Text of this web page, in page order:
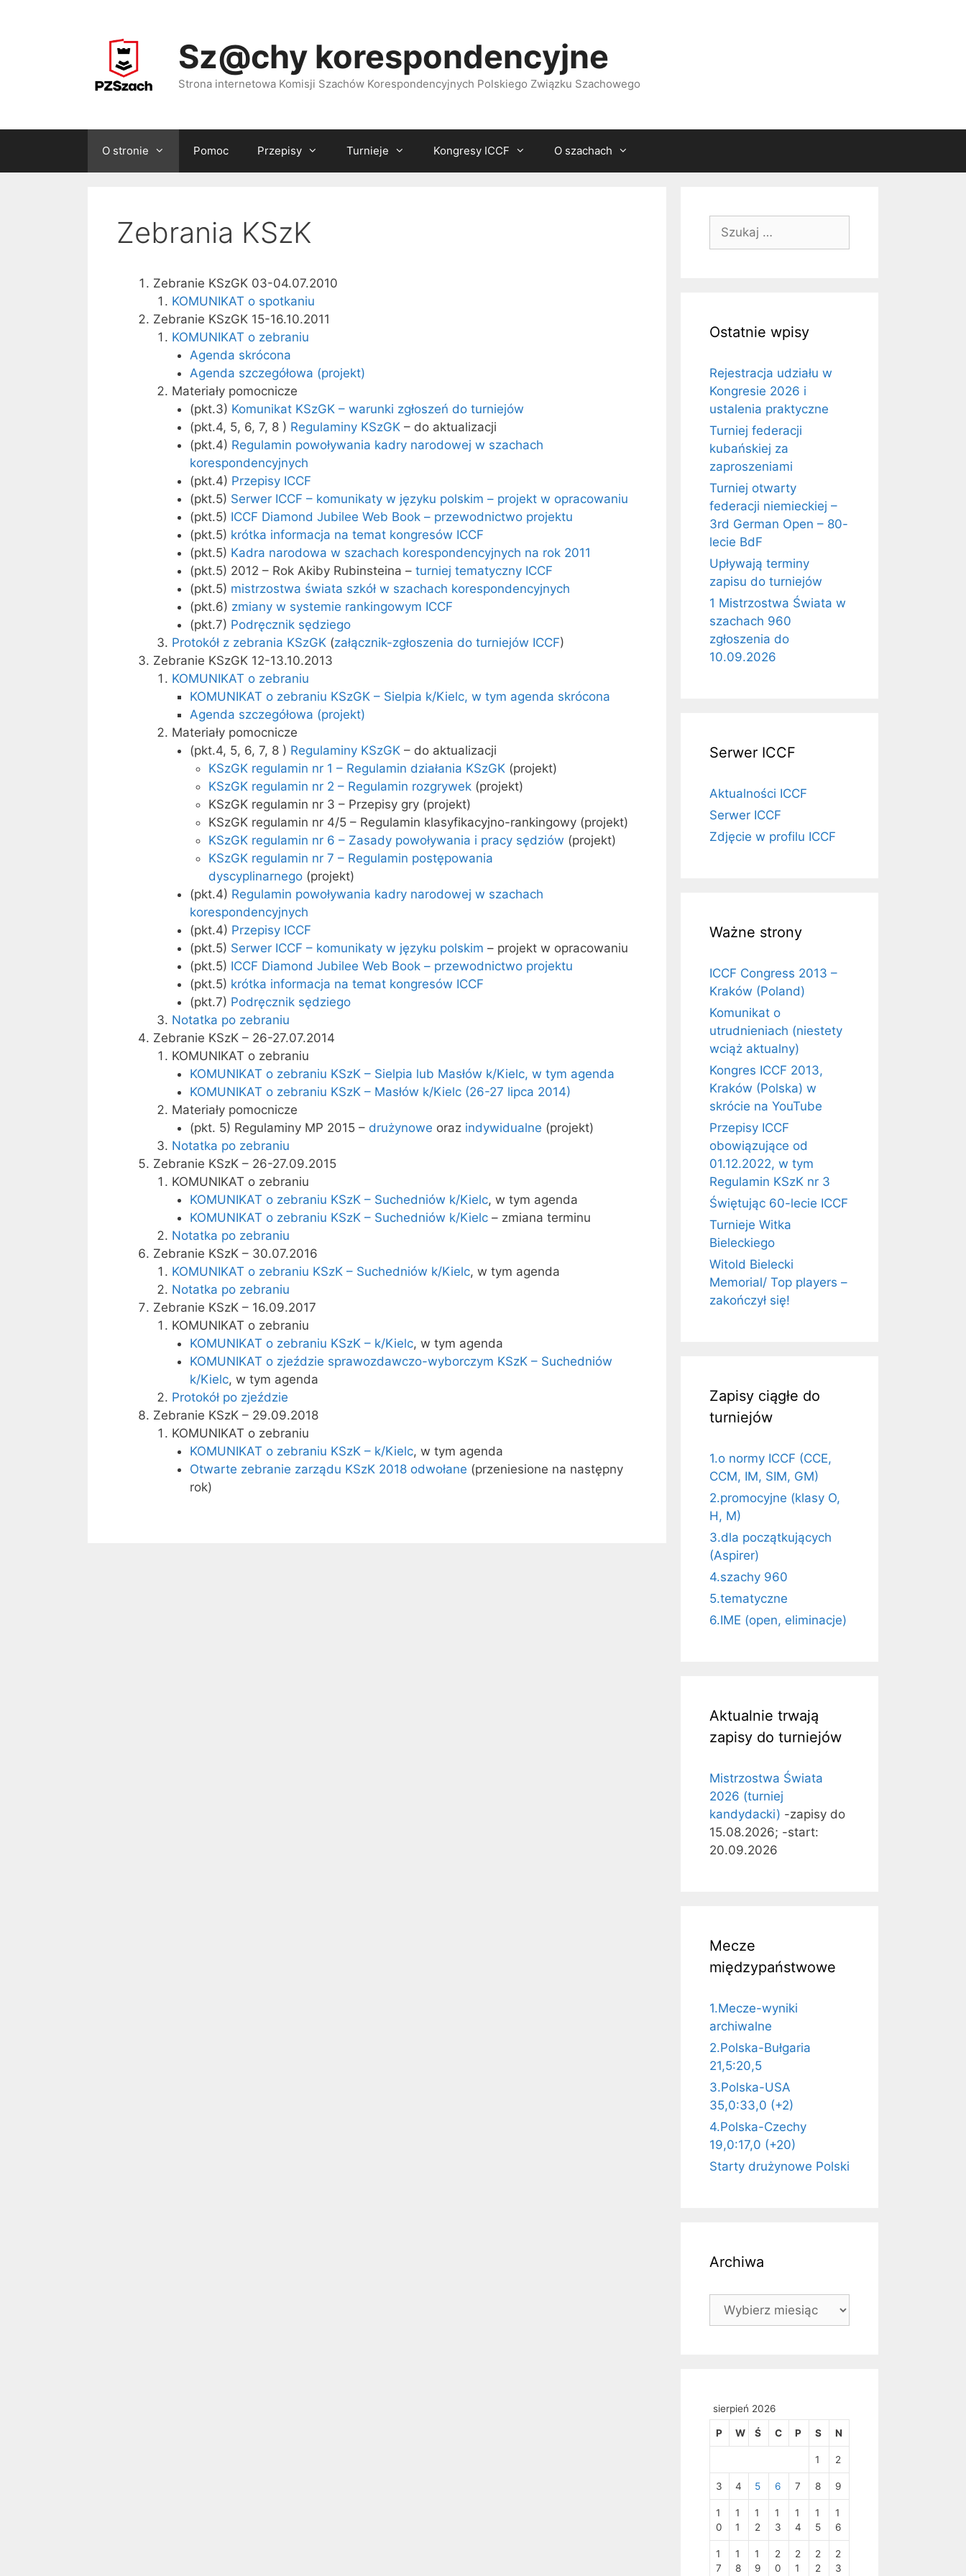
Sz@chy korespondencyjne
Strona internetowa Komisji Szachów Korespondencyjnych Polskiego Związku Szachowego
O stronie Pomoc Przepisy Turnieje Kongresy ICCF O szachach
Zebrania KSzK
Zebranie KSzGK 03-04.07.2010
KOMUNIKAT o spotkaniu
Zebranie KSzGK 15-16.10.2011
KOMUNIKAT o zebraniu
Agenda skrócona
Agenda szczegółowa (projekt)
Materiały pomocnicze
(pkt.3) Komunikat KSzGK – warunki zgłoszeń do turniejów
(pkt.4, 5, 6, 7, 8 ) Regulaminy KSzGK – do aktualizacji
(pkt.4) Regulamin powoływania kadry narodowej w szachach
korespondencyjnych
(pkt.4) Przepisy ICCF
(pkt.5) Serwer ICCF – komunikaty w języku polskim – projekt w opracowaniu
(pkt.5) ICCF Diamond Jubilee Web Book – przewodnictwo projektu
(pkt.5) krótka informacja na temat kongresów ICCF
(pkt.5) Kadra narodowa w szachach korespondencyjnych na rok 2011
(pkt.5) 2012 – Rok Akiby Rubinsteina – turniej tematyczny ICCF
(pkt.5) mistrzostwa świata szkół w szachach korespondencyjnych
(pkt.6) zmiany w systemie rankingowym ICCF
(pkt.7) Podręcznik sędziego
Protokół z zebrania KSzGK(załącznik-zgłoszenia do turniejów ICCF)
Zebranie KSzGK 12-13.10.2013
KOMUNIKAT o zebraniu
KOMUNIKAT o zebraniu KSzGK – Sielpia k/Kielc, w tym agenda skrócona
Agenda szczegółowa (projekt)
Materiały pomocnicze
(pkt.4, 5, 6, 7, 8 ) Regulaminy KSzGK – do aktualizacji
KSzGK regulamin nr 1 – Regulamin działania KSzGK(projekt)
KSzGK regulamin nr 2 – Regulamin rozgrywek(projekt)
KSzGK regulamin nr 3 – Przepisy gry (projekt)
KSzGK regulamin nr 4/5 – Regulamin klasyfikacyjno-rankingowy (projekt)
KSzGK regulamin nr 6 – Zasady powoływania i pracy sędziów (projekt)
KSzGK regulamin nr 7 – Regulamin postępowania
dyscyplinarnego(projekt)
(pkt.4) Regulamin powoływania kadry narodowej w szachach
korespondencyjnych
(pkt.4) Przepisy ICCF
(pkt.5) Serwer ICCF – komunikaty w języku polskim – projekt w opracowaniu
(pkt.5) ICCF Diamond Jubilee Web Book – przewodnictwo projektu
(pkt.5) krótka informacja na temat kongresów ICCF
(pkt.7) Podręcznik sędziego
Notatka po zebraniu
Zebranie KSzK – 26-27.07.2014
KOMUNIKAT o zebraniu
KOMUNIKAT o zebraniu KSzK – Sielpia lub Masłów k/Kielc, w tym agenda
KOMUNIKAT o zebraniu KSzK – Masłów k/Kielc (26-27 lipca 2014)
Materiały pomocnicze
(pkt. 5) Regulaminy MP 2015 – drużynowe oraz indywidualne (projekt)
Notatka po zebraniu
Zebranie KSzK – 26-27.09.2015
KOMUNIKAT o zebraniu
KOMUNIKAT o zebraniu KSzK – Suchedniów k/Kielc, w tym agenda
KOMUNIKAT o zebraniu KSzK – Suchedniów k/Kielc – zmiana terminu
Notatka po zebraniu
Zebranie KSzK – 30.07.2016
KOMUNIKAT o zebraniu KSzK – Suchedniów k/Kielc, w tym agenda
Notatka po zebraniu
Zebranie KSzK – 16.09.2017
KOMUNIKAT o zebraniu
KOMUNIKAT o zebraniu KSzK – k/Kielc, w tym agenda
KOMUNIKAT o zjeździe sprawozdawczo-wyborczym KSzK – Suchedniów
k/Kielc, w tym agenda
Protokół po zjeździe
Zebranie KSzK – 29.09.2018
KOMUNIKAT o zebraniu
KOMUNIKAT o zebraniu KSzK – k/Kielc, w tym agenda
Otwarte zebranie zarządu KSzK 2018 odwołane (przeniesione na następny
rok)
Ostatnie wpisy
Rejestracja udziału w
Kongresie 2026 i
ustalenia praktyczne
Turniej federacji
kubańskiej za
zaproszeniami
Turniej otwarty
federacji niemieckiej –
3rd German Open – 80-
lecie BdF
Upływają terminy
zapisu do turniejów
1 Mistrzostwa Świata w
szachach 960
zgłoszenia do
10.09.2026
Serwer ICCF
Aktualności ICCF
Serwer ICCF
Zdjęcie w profilu ICCF
Ważne strony
ICCF Congress 2013 –
Kraków (Poland)
Komunikat o
utrudnieniach (niestety
wciąż aktualny)
Kongres ICCF 2013,
Kraków (Polska) w
skrócie na YouTube
Przepisy ICCF
obowiązujące od
01.12.2022, w tym
Regulamin KSzK nr 3
Świętując 60-lecie ICCF
Turnieje Witka
Bieleckiego
Witold Bielecki
Memorial/ Top players –
zakończył się!
Zapisy ciągłe do
turniejów
1.o normy ICCF (CCE,
CCM, IM, SIM, GM)
2.promocyjne (klasy O,
H, M)
3.dla początkujących
(Aspirer)
4.szachy 960
5.tematyczne
6.IME (open, eliminacje)
Aktualnie trwają
zapisy do turniejów
Mistrzostwa Świata
2026 (turniej
kandydacki) -zapisy do
15.08.2026; -start:
20.09.2026
Mecze
międzypaństwowe
1.Mecze-wyniki
archiwalne
2.Polska-Bułgaria
21,5:20,5
3.Polska-USA
35,0:33,0 (+2)
4.Polska-Czechy
19,0:17,0 (+20)
Starty drużynowe Polski
Archiwa
Archiwa
sierpień 2026
P W Ś C P S N
1 2
3 4 5 6 7 8 9
1
0
1
1
1
2
1
3
1
4
1
5
1
6
1
7
1
8
1
9
2
0
2
1
2
2
2
3